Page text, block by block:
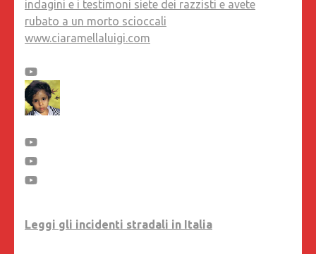
indagini e i testimoni siete dei razzisti e avete
rubato a un morto scioccali
www.ciaramellaluigi.com
Leggi gli incidenti stradali in Italia